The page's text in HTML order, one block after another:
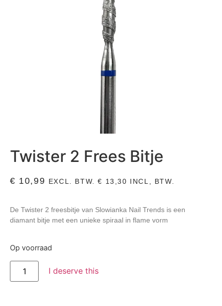
Twister 2 Frees Bitje
€ 10,99 EXCL. BTW.€ 13,30 INCL, BTW.
De Twister 2 freesbitje van Slowianka Nail Trends is een
diamant bitje met een unieke spiraal in flame vorm
Op voorraad
I deserve this